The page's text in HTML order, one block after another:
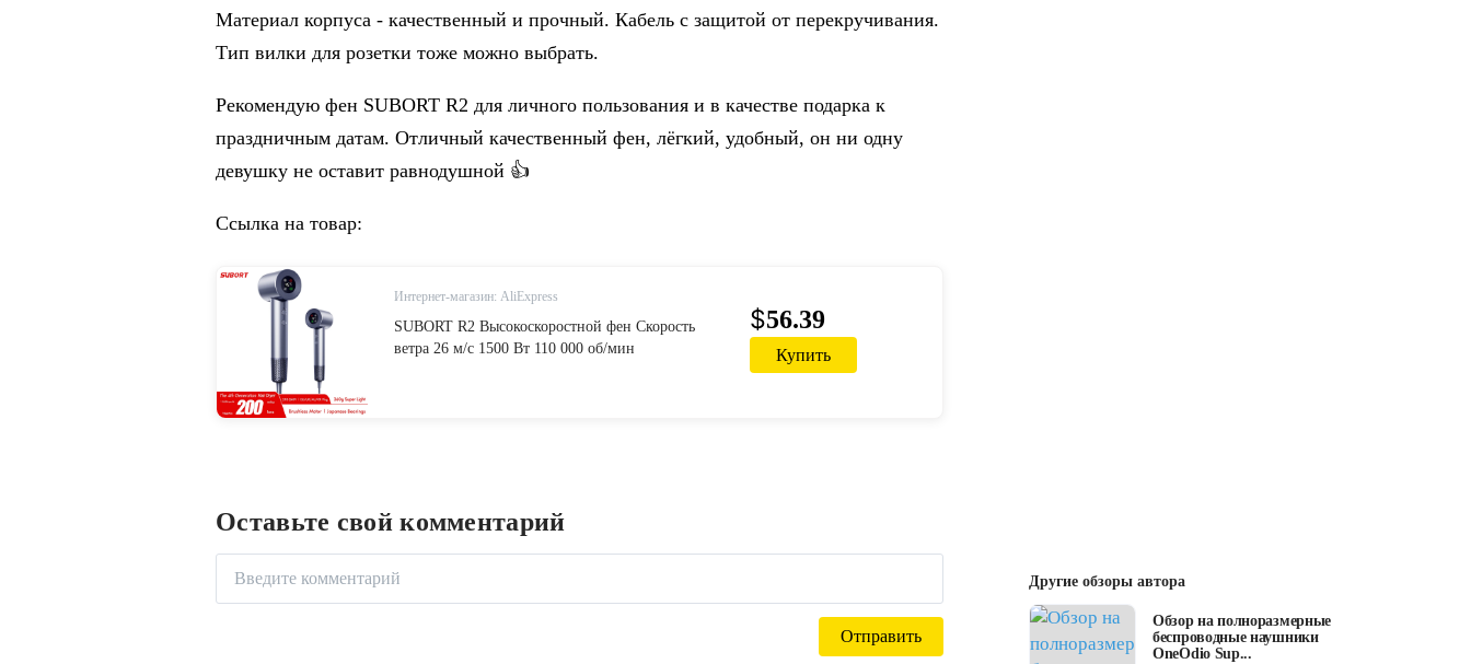
Материал корпуса - качественный и прочный. Кабель с защитой от перекручивания.
Тип вилки для розетки тоже можно выбрать.
Рекомендую фен SUBORT R2 для личного пользования и в качестве подарка к
праздничным датам. Отличный качественный фен, лёгкий, удобный, он ни одну
девушку не оставит равнодушной 👍
Ссылка на товар:
Интернет-магазин: AliExpress
SUBORT R2 Высокоскоростной фен Скорость
ветра 26 м/с 1500 Вт 110 000 об/мин
$56.39
Купить
Оставьте свой комментарий
Другие обзоры автора
Обзор на полноразмерные
беспроводные наушники
OneOdio Sup...